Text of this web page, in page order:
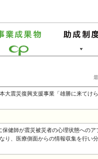
大震災復興支援事業「雄勝に来てけ
健師が震災被災者の心理状態への
り、医療側面からの情報収集を行い